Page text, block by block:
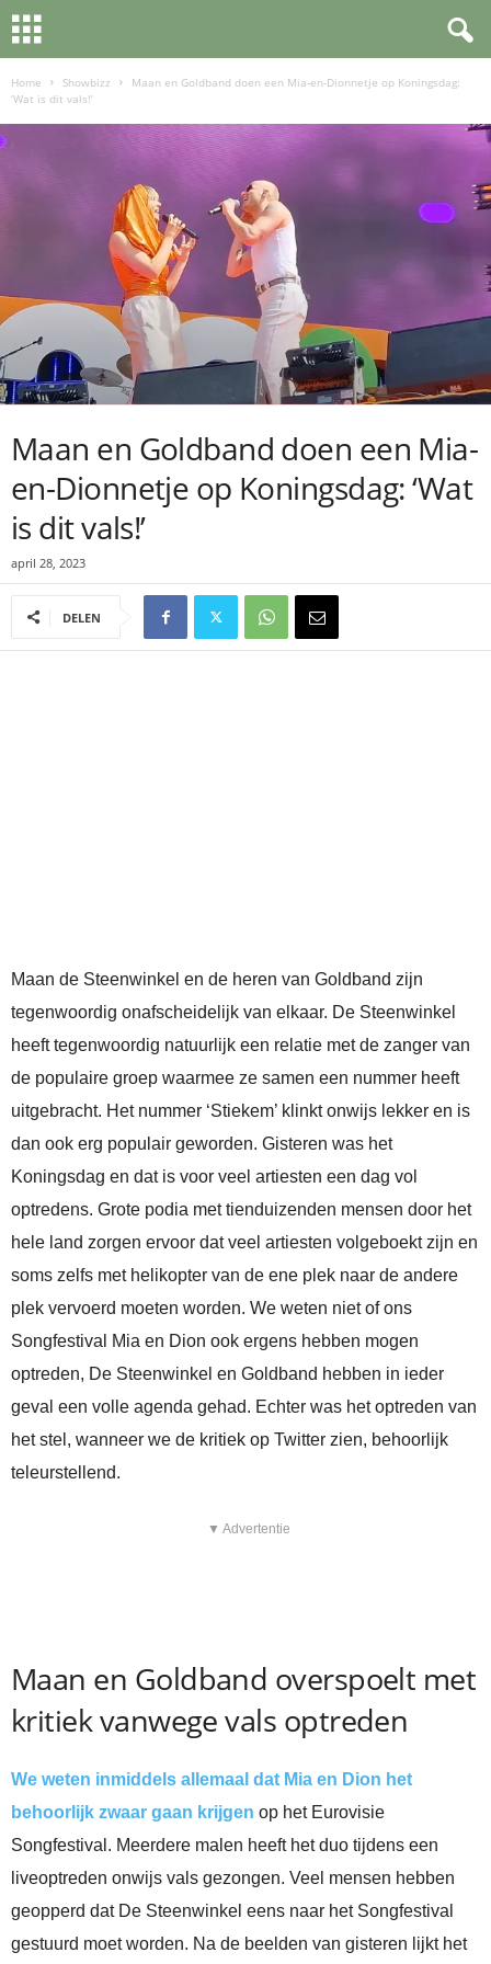
Home Showbizz
Maan en Goldband doen een Mia-en-Dionnetje op Koningsdag:
‘Wat is dit vals!’
Maan en Goldband doen een Mia-
en-Dionnetje op Koningsdag: ‘Wat
is dit vals!’
april 28, 2023
DELEN
Maan de Steenwinkel en de heren van Goldband zijn
tegenwoordig onafscheidelijk van elkaar. De Steenwinkel
heeft tegenwoordig natuurlijk een relatie met de zanger van
de populaire groep waarmee ze samen een nummer heeft
uitgebracht. Het nummer ‘Stiekem’ klinkt onwijs lekker en is
dan ook erg populair geworden. Gisteren was het
Koningsdag en dat is voor veel artiesten een dag vol
optredens. Grote podia met tienduizenden mensen door het
hele land zorgen ervoor dat veel artiesten volgeboekt zijn en
soms zelfs met helikopter van de ene plek naar de andere
plek vervoerd moeten worden. We weten niet of ons
Songfestival Mia en Dion ook ergens hebben mogen
optreden, De Steenwinkel en Goldband hebben in ieder
geval een volle agenda gehad. Echter was het optreden van
het stel, wanneer we de kritiek op Twitter zien, behoorlijk
teleurstellend.
▼ Advertentie
Maan en Goldband overspoelt met
kritiek vanwege vals optreden
We weten inmiddels allemaal dat Mia en Dion het
behoorlijk zwaar gaan krijgen op het Eurovisie
Songfestival. Meerdere malen heeft het duo tijdens een
liveoptreden onwijs vals gezongen. Veel mensen hebben
geopperd dat De Steenwinkel eens naar het Songfestival
gestuurd moet worden. Na de beelden van gisteren lijkt het